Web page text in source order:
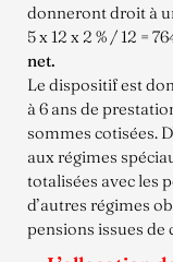
donneront droit à
5 x 12 x 2 % / 12 =
net.
Le dispositif est
à 6 ans de
sommes cotisées.
aux régimes
totalisées avec les
d’autres régimes
pensions issues de